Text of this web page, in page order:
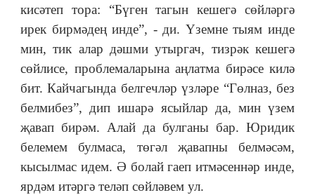
кисәтеп тора: “Бүген тагын кешегә сөйләргә
ирек бирмәдең инде”, - ди. Үземне тыям инде
мин, тик алар дәшми утыргач, тизрәк кешегә
сөйлисе, проблемаларына аңлатма бирәсе килә
бит. Кайчагында белгечләр үзләре “Гөлназ, без
белмибез”, дип ишарә ясыйлар да, мин үзем
җавап бирәм. Алай да булганы бар. Юридик
белемем булмаса, төгәл җавапны белмәсәм,
кысылмас идем. Ә болай гаеп итмәсеннәр инде,
ярдәм итәргә теләп сөйләвем ул.